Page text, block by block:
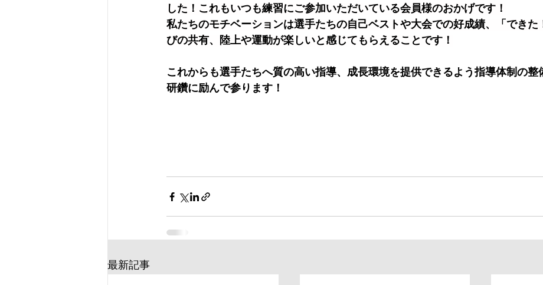
した！これもいつも練習にご参加いただいている会員様のおかげです！
私たちのモチベーションは選手たちの自己ベストや大会での好成績、「できた
びの共有、陸上や運動が楽しいと感じてもらえることです！
これからも選手たちへ質の高い指導、成長環境を提供できるよう指導体制の整
研鑽に励んで参ります！
最新記事